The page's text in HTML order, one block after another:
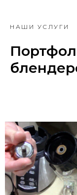
НАШИ УСЛУГИ